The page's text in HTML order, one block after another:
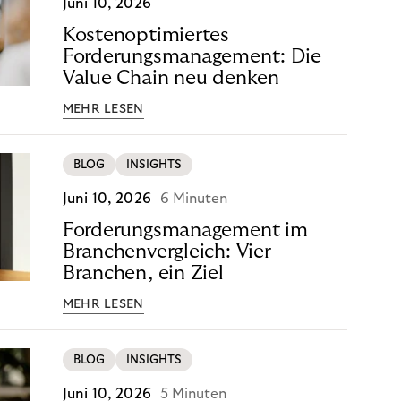
Juni 10, 2026
Kostenoptimiertes
Forderungsmanagement: Die
Value Chain neu denken
MEHR LESEN
BLOG INSIGHTS
Juni 10, 2026 6 Minuten
Forderungsmanagement im
Branchenvergleich: Vier
Branchen, ein Ziel
MEHR LESEN
BLOG INSIGHTS
Juni 10, 2026 5 Minuten